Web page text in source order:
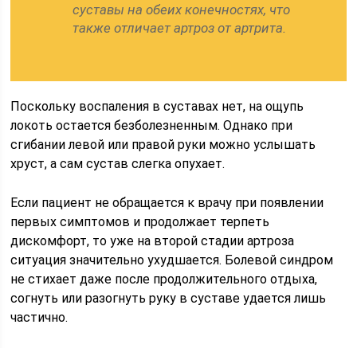
суставы на обеих конечностях, что
также отличает артроз от артрита.
Поскольку воспаления в суставах нет, на ощупь
локоть остается безболезненным. Однако при
сгибании левой или правой руки можно услышать
хруст, а сам сустав слегка опухает.
Если пациент не обращается к врачу при появлении
первых симптомов и продолжает терпеть
дискомфорт, то уже на второй стадии артроза
ситуация значительно ухудшается. Болевой синдром
не стихает даже после продолжительного отдыха,
согнуть или разогнуть руку в суставе удается лишь
частично.